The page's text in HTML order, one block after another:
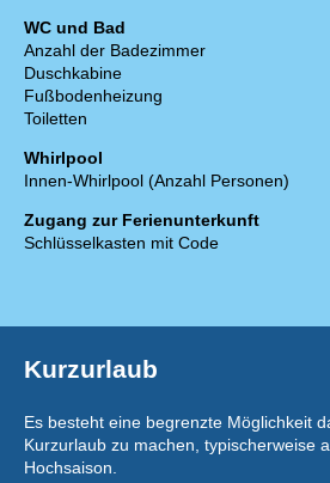
WC und Bad
Anzahl der Badezimmer
Duschkabine
Fußbodenheizung
Toiletten
Whirlpool
Innen-Whirlpool (Anzahl Personen)
Zugang zur Ferienunterkunft
Schlüsselkasten mit Code
Kurzurlaub
Es besteht eine begrenzte Möglichkeit
Kurzurlaub zu machen, typischerweise
Hochsaison.